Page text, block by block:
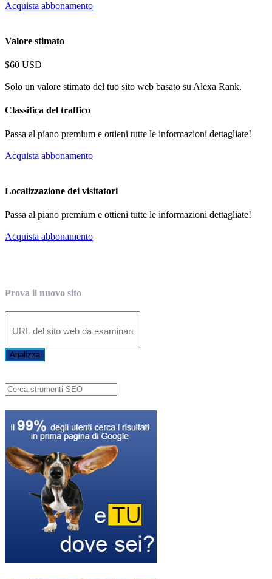
Acquista abbonamento
Valore stimato
$60 USD
Solo un valore stimato del tuo sito web basato su Alexa Rank.
Classifica del traffico
Passa al piano premium e ottieni tutte le informazioni dettagliate!
Acquista abbonamento
Localizzazione dei visitatori
Passa al piano premium e ottieni tutte le informazioni dettagliate!
Acquista abbonamento
Prova il nuovo sito
Analizza